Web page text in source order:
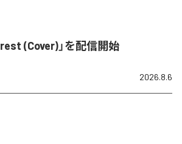
(Cover)」を配信開始
2026.8.6